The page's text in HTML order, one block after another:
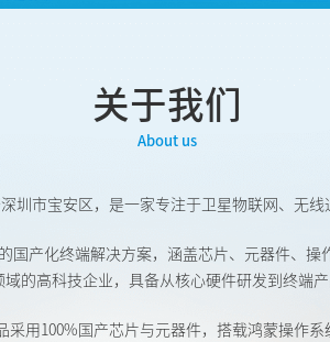
关于我们
About us
圳市宝安区，是一家专注于卫星物联网、无
产化终端解决方案，涵盖芯片、元器件、
的高科技企业，具备从核心硬件研发到终端
用100%国产芯片与元器件，搭载鸿蒙操作